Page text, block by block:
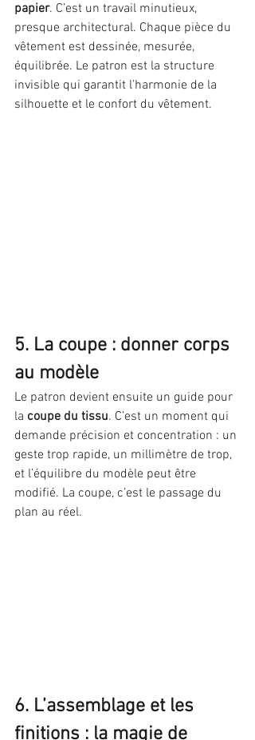
papier. C’est un travail minutieux,
presque architectural. Chaque pièce du
vêtement est dessinée, mesurée,
équilibrée. Le patron est la structure
invisible qui garantit l’harmonie de la
silhouette et le confort du vêtement.
5. La coupe : donner corps
au modèle
Le patron devient ensuite un guide pour
la coupe du tissu. C’est un moment qui
demande précision et concentration : un
geste trop rapide, un millimètre de trop,
et l’équilibre du modèle peut être
modifié. La coupe, c’est le passage du
plan au réel.
6. L’assemblage et les
finitions : la magie de